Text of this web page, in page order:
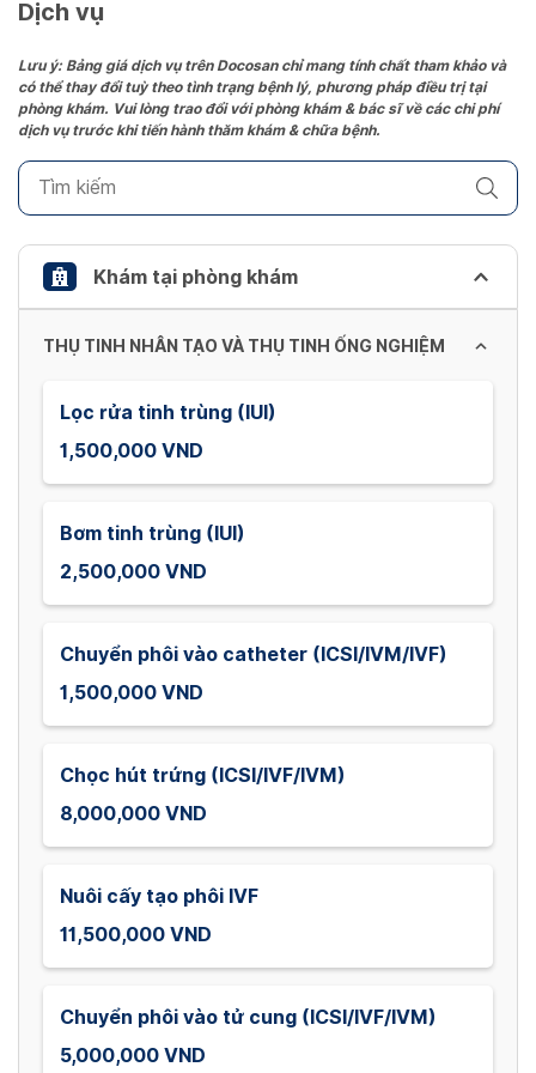
date.
the
question
mark
to
keyboard
shortcuts
changing
Dịch vụ
Lưu ý: Bảng giá dịch vụ trên Docosan chỉ mang tính chất tham khảo và
có thể thay đổi tuỳ theo tình trạng bệnh lý, phương pháp điều trị tại
phòng khám. Vui lòng trao đổi với phòng khám & bác sĩ về các chi phí
dịch vụ trước khi tiến hành thăm khám & chữa bệnh.
Khám tại phòng khám
THỤ TINH NHÂN TẠO VÀ THỤ TINH ỐNG NGHIỆM
Lọc rửa tinh trùng (IUI)
1,500,000 VND
Bơm tinh trùng (IUI)
2,500,000 VND
Chuyển phôi vào catheter (ICSI/IVM/IVF)
1,500,000 VND
Chọc hút trứng (ICSI/IVF/IVM)
8,000,000 VND
Nuôi cấy tạo phôi IVF
11,500,000 VND
Chuyển phôi vào tử cung (ICSI/IVF/IVM)
5,000,000 VND